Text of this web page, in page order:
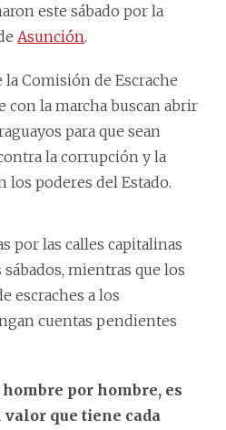
este sábado por la
Asunción.
la Comisión de Escrache
con la marcha buscan abrir
para que sean
la corrupción y la
poderes del Estado.
por las calles capitalinas
mientras que los
escraches a los
cuentas pendientes
por hombre, es
que tiene cada